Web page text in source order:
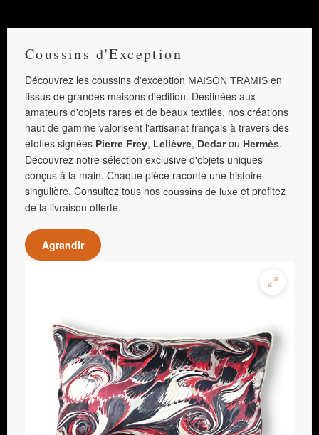
Coussins d'Exception
Découvrez les coussins d'exception MAISON TRAMIS en
tissus de grandes maisons d'édition. Destinées aux
amateurs d'objets rares et de beaux textiles, nos créations
haut de gamme valorisent l'artisanat français à travers des
étoffes signées Pierre Frey, Lelièvre, Dedarou Hermès.
Découvrez notre sélection exclusive d'objets uniques
conçus à la main. Chaque pièce raconte une histoire
singulière. Consultez tous nos coussins de luxe et profitez
de la livraison offerte.
Agrandir